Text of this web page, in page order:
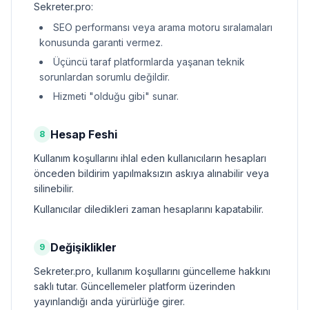
Sekreter.pro:
SEO performansı veya arama motoru sıralamaları
konusunda garanti vermez.
Üçüncü taraf platformlarda yaşanan teknik
sorunlardan sorumlu değildir.
Hizmeti "olduğu gibi" sunar.
8 Hesap Feshi
Kullanım koşullarını ihlal eden kullanıcıların hesapları
önceden bildirim yapılmaksızın askıya alınabilir veya
silinebilir.
Kullanıcılar diledikleri zaman hesaplarını kapatabilir.
9 Değişiklikler
Sekreter.pro, kullanım koşullarını güncelleme hakkını
saklı tutar. Güncellemeler platform üzerinden
yayınlandığı anda yürürlüğe girer.